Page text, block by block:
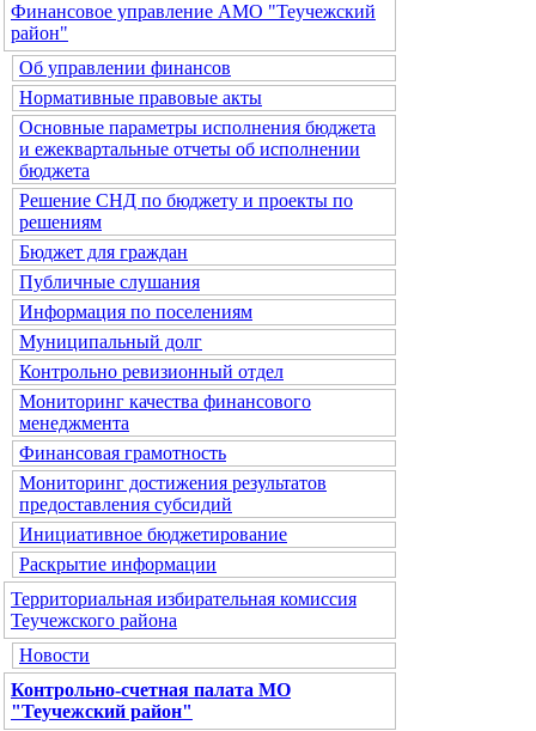
Финансовое управление АМО "Теучежский
район"
Об управлении финансов
Нормативные правовые акты
Основные параметры исполнения бюджета
и ежеквартальные отчеты об исполнении
бюджета
Решение СНД по бюджету и проекты по
решениям
Бюджет для граждан
Публичные слушания
Информация по поселениям
Муниципальный долг
Контрольно ревизионный отдел
Мониторинг качества финансового
менеджмента
Финансовая грамотность
Мониторинг достижения результатов
предоставления субсидий
Инициативное бюджетирование
Раскрытие информации
Территориальная избирательная комиссия
Теучежского района
Новости
Контрольно-счетная палата МО
"Теучежский район"